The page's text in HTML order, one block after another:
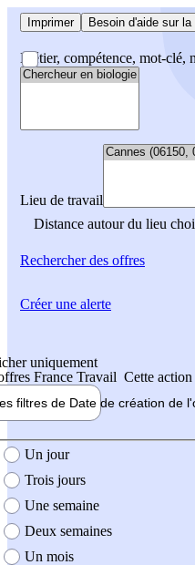
Imprimer Besoin d'aide sur
Métier, compétence, mot-clé,
Lieu de travail
Distance autour du lieu
Rechercherdes offres
uniquement
France Travail Cette
filtres de Date de création de
création de l'offre
Un jour
Trois jours
Une semaine
Deux semaines
Un mois
Créer une alerte